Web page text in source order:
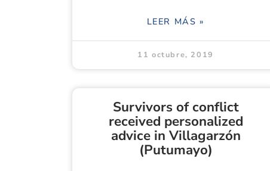
LEER MÁS »
11 octubre, 2019
Survivors of conflict
received personalized
advice in Villagarzón
(Putumayo)